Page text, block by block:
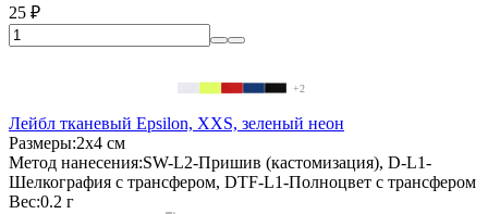
25 ₽
+2
Лейбл тканевый Epsilon, XXS, зеленый неон
Размеры:2х4 см
Метод нанесения:SW-L2-Пришив (кастомизация), D-L1-
Шелкография с трансфером, DTF-L1-Полноцвет с трансфером
Вес:0.2 г